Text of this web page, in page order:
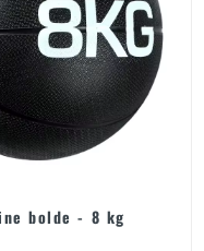
bolde - 8 kg